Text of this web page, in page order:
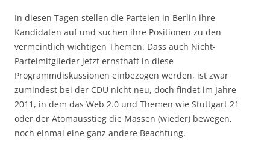
In diesen Tagen stellen die Parteien in Berlin ihre
Kandidaten auf und suchen ihre Positionen zu den
vermeintlich wichtigen Themen. Dass auch Nicht-
Parteimitglieder jetzt ernsthaft in diese
Programmdiskussionen einbezogen werden, ist zwar
zumindest bei der CDU nicht neu, doch findet im Jahre
2011, in dem das Web 2.0 und Themen wie Stuttgart 21
oder der Atomausstieg die Massen (wieder) bewegen,
noch einmal eine ganz andere Beachtung.